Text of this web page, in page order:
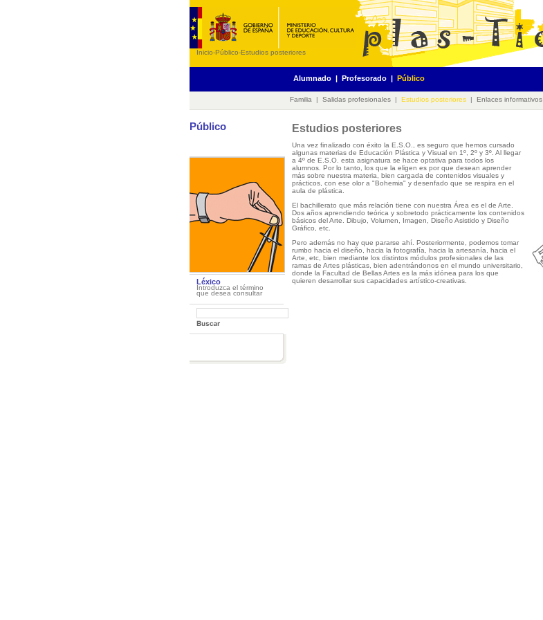
Inicio-Público-Estudios posteriores
Alumnado | Profesorado | Público
Familia | Salidas profesionales | Estudios posteriores | Enlaces informativos
Público
Léxico
Introduzca el término
que desea consultar
Estudios posteriores
Una vez finalizado con éxito la E.S.O., es seguro que hemos cursado
algunas materias de Educación Plástica y Visual en 1º, 2º y 3º. Al llegar
a 4º de E.S.O. esta asignatura se hace optativa para todos los
alumnos. Por lo tanto, los que la eligen es por que desean aprender
más sobre nuestra materia, bien cargada de contenidos visuales y
prácticos, con ese olor a "Bohemia" y desenfado que se respira en el
aula de plástica.
El bachillerato que más relación tiene con nuestra Área es el de Arte.
Dos años aprendiendo teórica y sobretodo prácticamente los contenidos
básicos del Arte. Dibujo, Volumen, Imagen, Diseño Asistido y Diseño
Gráfico, etc.
Pero además no hay que pararse ahí. Posteriormente, podemos tomar
rumbo hacia el diseño, hacia la fotografía, hacia la artesanía, hacia el
Arte, etc, bien mediante los distintos módulos profesionales de las
ramas de Artes plásticas, bien adentrándonos en el mundo universitario,
donde la Facultad de Bellas Artes es la más idónea para los que
quieren desarrollar sus capacidades artístico-creativas.